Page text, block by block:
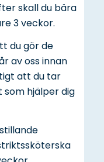
skall du bära
3 veckor.
du gör de
av oss innan
att du tar
som hjälper dig